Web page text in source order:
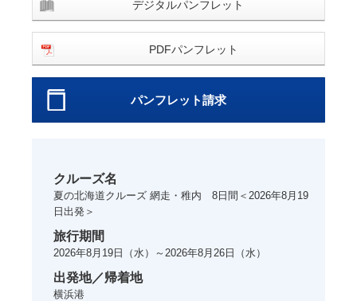
デジタルパンフレット
PDFパンフレット
パンフレット請求
クルーズ名
夏の北海道クルーズ 網走・稚内 8日間＜2026年8月19
日出発＞
旅行期間
2026年8月19日 （水）～ 2026年8月26日 （水）
出発地／帰着地
横浜港